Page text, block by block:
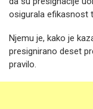
osigurala efikasnost
Njemu je, kako je
presignirano deset
pravilo.